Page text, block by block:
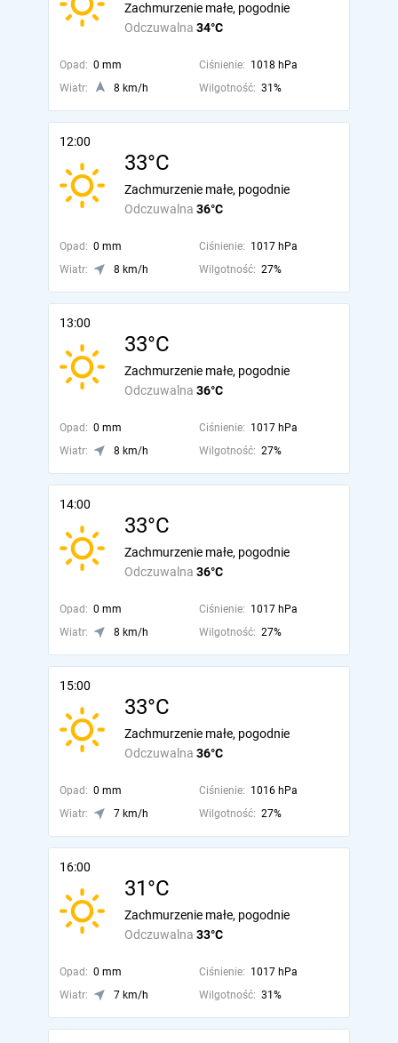
Odczuwalna 34°C
Zachmurzenie małe, pogodnie
Opad: 0 mm Ciśnienie: 1018 hPa
Wiatr:
8 km/h Wilgotność: 31%
12:00
33°C
Odczuwalna 36°C
Zachmurzenie małe, pogodnie
Opad: 0 mm Ciśnienie: 1017 hPa
Wiatr:
8 km/h Wilgotność: 27%
13:00
33°C
Odczuwalna 36°C
Zachmurzenie małe, pogodnie
Opad: 0 mm Ciśnienie: 1017 hPa
Wiatr:
8 km/h Wilgotność: 27%
14:00
33°C
Odczuwalna 36°C
Zachmurzenie małe, pogodnie
Opad: 0 mm Ciśnienie: 1017 hPa
Wiatr:
8 km/h Wilgotność: 27%
15:00
33°C
Odczuwalna 36°C
Zachmurzenie małe, pogodnie
Opad: 0 mm Ciśnienie: 1016 hPa
Wiatr:
7 km/h Wilgotność: 27%
16:00
31°C
Odczuwalna 33°C
Zachmurzenie małe, pogodnie
Opad: 0 mm Ciśnienie: 1017 hPa
Wiatr:
7 km/h Wilgotność: 31%